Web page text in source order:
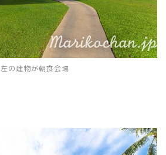
左の建物が朝食会場